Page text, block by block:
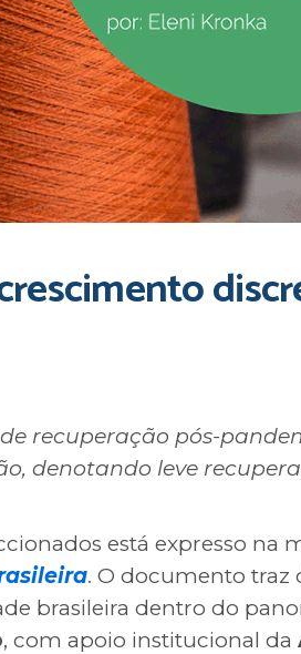
recuperação pós-
denotando leve
está expresso na
. O documento traz
brasileira dentro do
, com apoio institucional da